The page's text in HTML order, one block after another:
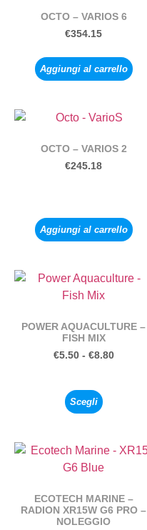
OCTO – VARIOS 6
€354.15
Aggiungi al carrello
OCTO – VARIOS 2
€245.18
Aggiungi al carrello
POWER AQUACULTURE –
FISH MIX
€5.50 - €8.80
Scegli
ECOTECH MARINE –
RADION XR15W G6 PRO –
NOLEGGIO